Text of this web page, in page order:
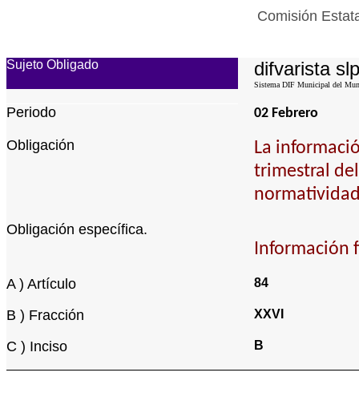
Comisión
Sujeto Obligado difvarista slp
Sistema DIF Municipal del
Periodo 02 Febrero
Obligación
La
trimestral
Obligación específica.
Información
A ) Artículo 84
B ) Fracción XXVI
C ) Inciso B